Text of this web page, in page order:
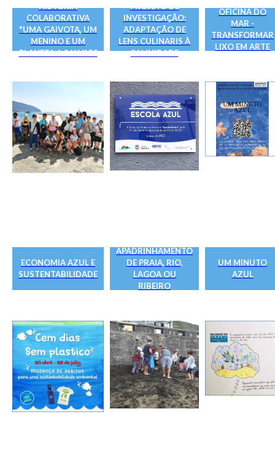
HISTÓRIA
COLABORATIVA
"UMA GAIVOTA, UM
MENINO E UM
PLANETA A SALVAR"
PROJETO DE
INVESTIGAÇÃO:
ADAPTAÇÃO DE
LENS CULINARIS À
SALINIDADE
OFICINA DO
MAR -
TRANSFORMAR
LIXO EM ARTE
ECONOMIA AZUL E
SUSTENTABILIDADE
APADRINHAMENTO
DE PRAIA, RIO,
LAGOA OU
RIBEIRO
UM MINUTO
AZUL